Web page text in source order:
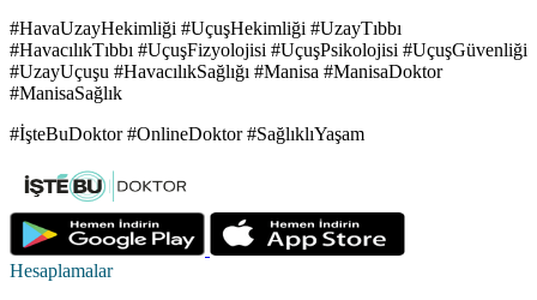
#HavaUzayHekimliği #UçuşHekimliği #UzayTıbbı
#HavacılıkTıbbı #UçuşFizyolojisi #UçuşPsikolojisi #UçuşGüvenliği
#UzayUçuşu #HavacılıkSağlığı #Manisa #ManisaDoktor
#ManisaSağlık
#İşteBuDoktor #OnlineDoktor #SağlıklıYaşam
Hesaplamalar